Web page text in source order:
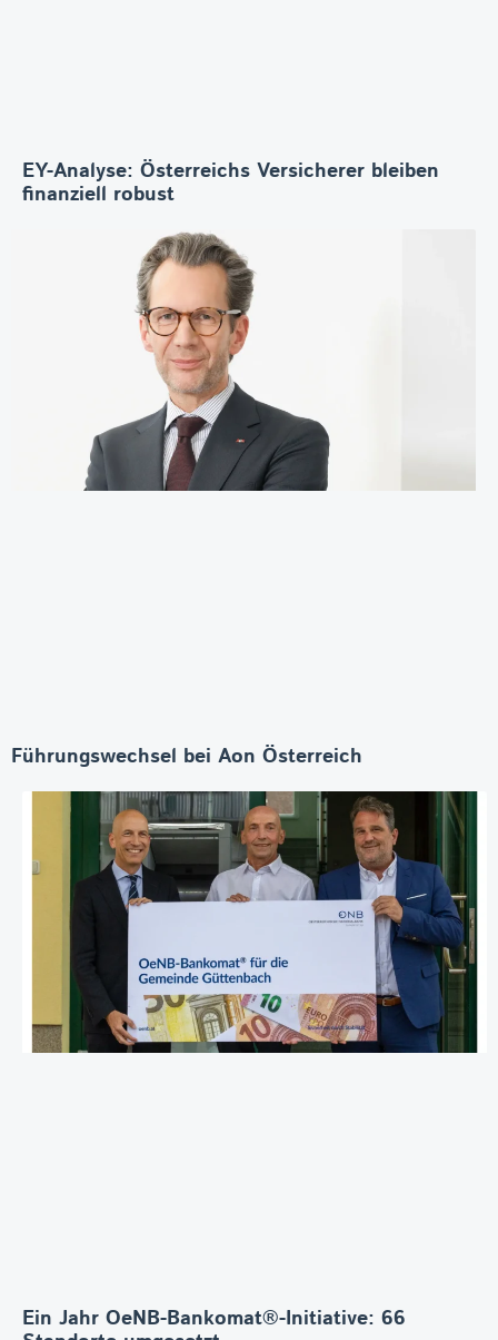
EY-Analyse: Österreichs Versicherer bleiben
finanziell robust
Führungswechsel bei Aon Österreich
Ein Jahr OeNB-Bankomat®-Initiative: 66